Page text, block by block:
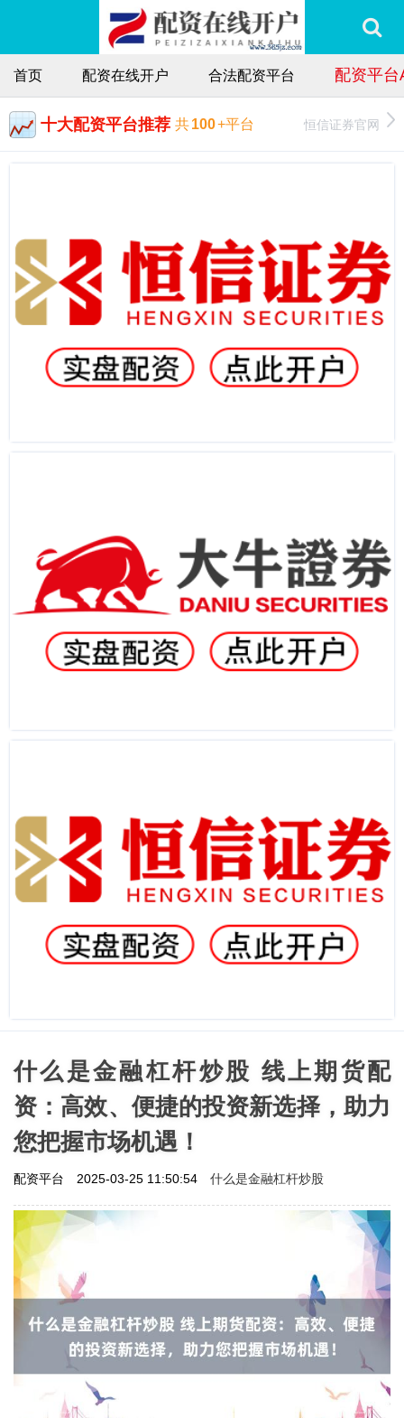
首页 配资在线开户 合法配资平台 配资平台
十大配资平台推荐 共100+平台 恒信证券官网
什么是金融杠杆炒股 线上期货配
资：高效、便捷的投资新选择，助力
您把握市场机遇！
配资平台 2025-03-25 11:50:54 什么是金融杠杆炒股